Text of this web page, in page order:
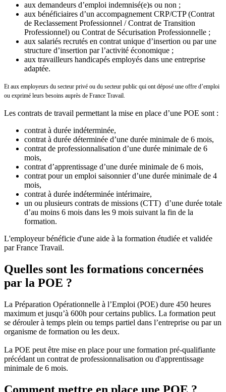
aux demandeurs d’emploi indemnisé(e)s ou non ;
aux bénéficiaires d’un accompagnement CRP/CTP (Contrat
de Reclassement Professionnel / Contrat de Transition
Professionnel) ou Contrat de Sécurisation Professionnelle ;
aux salariés recrutés en contrat unique d’insertion ou par une
structure d’insertion par l’activité économique ;
aux travailleurs handicapés employés dans une entreprise
adaptée.
Et aux employeurs du secteur privé ou du secteur public qui ont déposé une offre d’emploi
ou exprimé leurs besoins auprès de France Travail.
Les contrats de travail permettant la mise en place d’une POE sont :
contrat à durée indéterminée,
contrat à durée déterminée d’une durée minimale de 6 mois,
contrat de professionnalisation d’une durée minimale de 6
mois,
contrat d’apprentissage d’une durée minimale de 6 mois,
contrat pour un emploi saisonnier d’une durée minimale de 4
mois,
contrat à durée indéterminée intérimaire,
un ou plusieurs contrats de missions (CTT) d’une durée totale
d’au moins 6 mois dans les 9 mois suivant la fin de la
formation.
L'employeur bénéficie d'une aide à la formation étudiée et validée
par France Travail.
Quelles sont les formations concernées
par la POE ?
La Préparation Opérationnelle à l’Emploi (POE) dure 450 heures
maximum et jusqu’à 600h pour certains publics. La formation peut
se dérouler à temps plein ou temps partiel dans l’entreprise ou par un
organisme de formation ou les deux.
La POE peut être mise en place pour une formation pré-qualifiante
précédant un contrat de professionnalisation ou d'apprentissage
minimale de 6 mois.